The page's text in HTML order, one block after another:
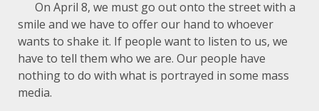
On April 8, we must go out onto the street with a
smile and we have to offer our hand to whoever
wants to shake it. If people want to listen to us, we
have to tell them who we are. Our people have
nothing to do with what is portrayed in some mass
media.